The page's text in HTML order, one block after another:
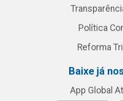
Política
Reforma
Baixe já
App Global